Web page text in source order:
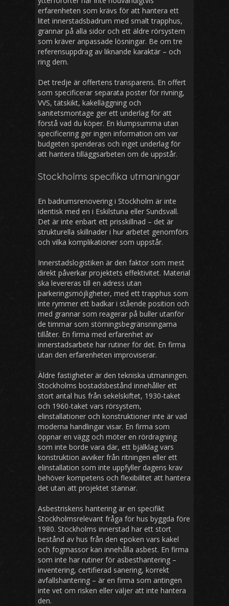
erfarenheten som krävs för att hantera ett
litet innerstadsbadrum med smalt trapphus,
grannar på alla sidor och ett äldre rörsystem
som kräver anpassade lösningar. Be om tre
referensuppdrag av liknande karaktär – och
ring dem.
Det tredje är offertens transparens. En offert
som specificerar separata poster för rivning,
VVS, tätskikt, kakelläggning och
sanitetsmontage ger ett underlag för att
förstå vad du köper. En klumpsumma utan
specificering ger ingen information om var
budgeten spenderas och inget underlag för
att hantera tilläggsarbeten om de uppstår.
Stockholms specifika utmaningar
En badrumsrenovering i Stockholm är inte
identisk med en i Eskilstuna eller Sundsvall.
Det är inte enbart ett prisskillnad – det är
strukturella skillnader i hur arbetet genomförs
och vilka komplikationer som uppstår.
Innerstadslogistiken är den faktor som mest
direkt påverkar projektets effektivitet. Material
ska levereras till en adress utan
parkeringsmöjligheter, med ett trapphus som
inte rymmer ett badkar i stående position och
med grannar som reagerar på buller utanför
de timmar som störningsbegränsningarna
tillåter. En firma med erfarenhet av
innerstadsarbete har rutiner för det. En firma
utan den erfarenheten improviserar.
Äldre fastigheter är den tekniska utmaningen.
Stockholms bostadsbestånd innehåller ett
stort antal hus från sekelskiftet, 1930-taket
och 1960-taket vars rörsystem,
elinstallationer och konstruktioner inte är vad
moderna handlingar visar. En firma som
öppnar en vägg och möter en rördragning
som inte borde vara där, ett bjälklag vars
konstruktion avviker från ritningen eller ett
elinstallation som inte uppfyller dagens krav
behöver kompetens och flexibilitet att hantera
det utan att projektet stannar.
Asbestriskens hantering är en specifikt
Stockholmsrelevant fråga för hus byggda före
1980. Stockholms innerstad har ett stort
bestånd av hus från den epoken vars kakel
och fogmassor kan innehålla asbest. En firma
som inte har rutiner för asbesthantering –
inventering, certifierad sanering, korrekt
avfallshantering – är en firma som antingen
inte vet om risken eller väljer att inte hantera
den.